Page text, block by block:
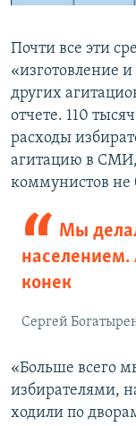
Почти все эти
«изготовление
других
отчете. 110
расходы
агитацию в СМИ,
коммунистов не
Мы
конек
Сергей
«Больше всего
избирателями,
ходили по